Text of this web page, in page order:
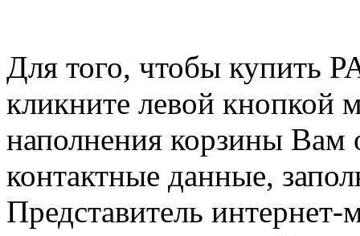
Для того, чтобы купить
кликните левой
наполнения корзины Вам
контактные данные,
Представитель